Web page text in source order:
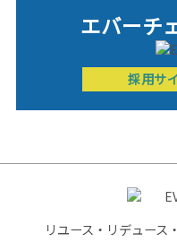
エバーチ
採用サ
リユース・リデュース